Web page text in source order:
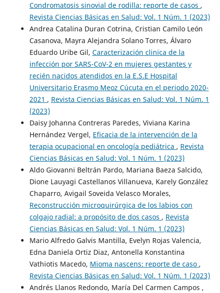
Condromatosis sinovial de rodilla: reporte de casos ,
Revista Ciencias Básicas en Salud: Vol. 1 Núm. 1 (2023)
Andrea Catalina Duran Cotrina, Cristian Camilo León
Casanova, Mayra Alejandra Solano Torres, Álvaro
Eduardo Uribe Gil, Caracterización clinica de la
infección por SARS-CoV-2 en mujeres gestantes y
recién nacidos atendidos en la E.S.E Hospital
Universitario Erasmo Meoz Cúcuta en el periodo 2020-
2021 , Revista Ciencias Básicas en Salud: Vol. 1 Núm. 1
(2023)
Daisy Johanna Contreras Paredes, Viviana Karina
Hernández Vergel, Eficacia de la intervención de la
terapia ocupacional en oncología pediátrica , Revista
Ciencias Básicas en Salud: Vol. 1 Núm. 1 (2023)
Aldo Giovanni Beltrán Pardo, Mariana Baeza Salcido,
Dione Lauyagi Castellanos Villanueva, Karely González
Chaparro, Avigail Soveida Velasco Morales,
Reconstrucción microquirúrgica de los labios con
colgajo radial: a propósito de dos casos , Revista
Ciencias Básicas en Salud: Vol. 1 Núm. 1 (2023)
Mario Alfredo Galvis Mantilla, Evelyn Rojas Valencia,
Edna Daniela Ortiz Diaz, Antonella Konstantina
Vathiotis Macedo, Mioma nascens: reporte de caso ,
Revista Ciencias Básicas en Salud: Vol. 1 Núm. 1 (2023)
Andrés Llanos Redondo, María Del Carmen Campos ,